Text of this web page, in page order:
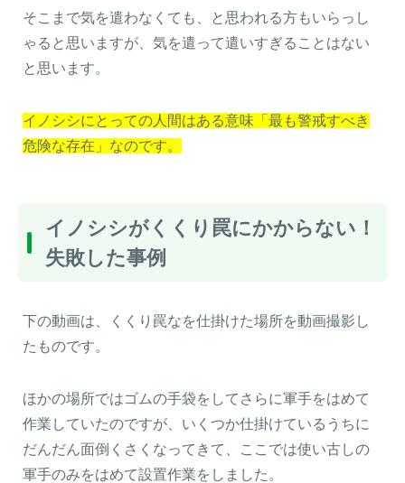
そこまで気を遣わなくても、と思われる方もいらっし
ゃると思いますが、気を遣って遣いすぎることはない
と思います。
イノシシにとっての人間はある意味「最も警戒すべき
危険な存在」なのです。
イノシシがくくり罠にかからない！
失敗した事例
下の動画は、くくり罠なを仕掛けた場所を動画撮影し
たものです。
ほかの場所ではゴムの手袋をしてさらに軍手をはめて
作業していたのですが、いくつか仕掛けているうちに
だんだん面倒くさくなってきて、ここでは使い古しの
軍手のみをはめて設置作業をしました。